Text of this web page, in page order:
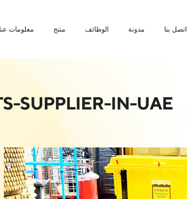
معلومات عنا منتج الوظائف مدونة اتصل بنا
SUPPLIER-IN-UAE